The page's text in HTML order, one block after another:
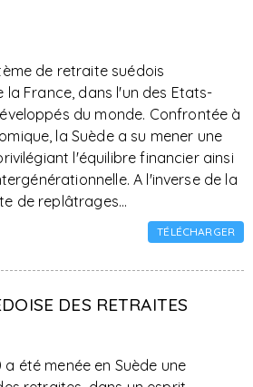
de retraite suédois
la France, dans l'un des Etats-
du monde. Confrontée à
la Suède a su mener une
l'équilibre financier ainsi
A l'inverse de la
de replâtrages...
TÉLÉCHARGER
DES RETRAITES
a été menée en Suède une